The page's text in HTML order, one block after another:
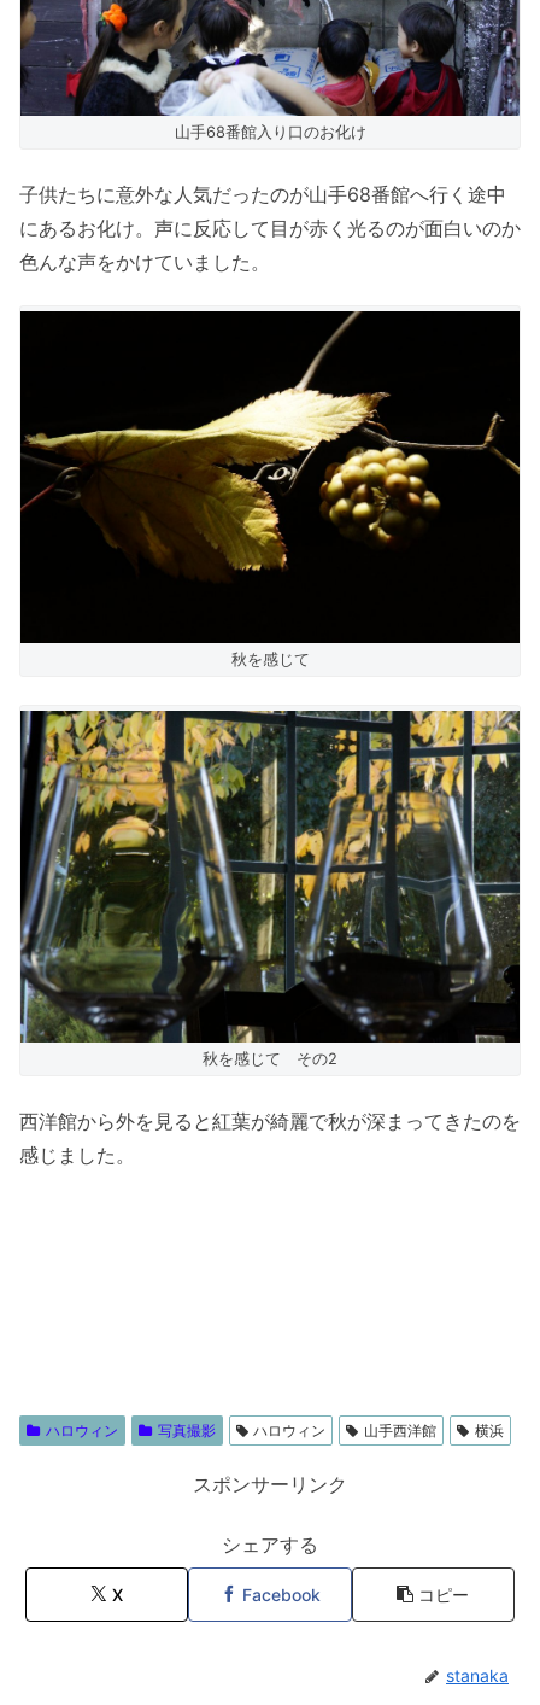
山手68番館入り口のお化け
子供たちに意外な人気だったのが山手68番館へ行く途中
にあるお化け。声に反応して目が赤く光るのが面白いのか
色んな声をかけていました。
秋を感じて
秋を感じて その2
西洋館から外を見ると紅葉が綺麗で秋が深まってきたのを
感じました。
ハロウィン 写真撮影 ハロウィン 山手西洋館 横浜
スポンサーリンク
シェアする
X Facebook コピー
stanaka